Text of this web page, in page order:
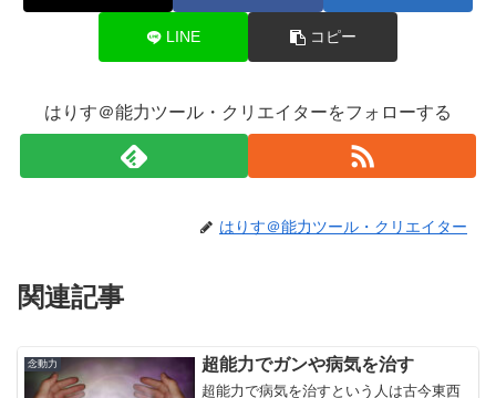
LINE コピー
はりす＠能力ツール・クリエイターをフォローする
はりす＠能力ツール・クリエイター
関連記事
念動力 超能力でガンや病気を治す
超能力で病気を治すという人は古今東西